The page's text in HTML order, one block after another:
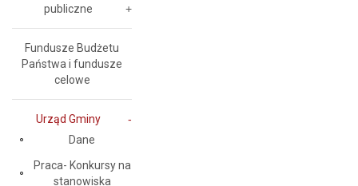
publiczne
Fundusze Budżetu
Państwa i fundusze
celowe
Urząd Gminy
Dane
Praca- Konkursy na
stanowiska